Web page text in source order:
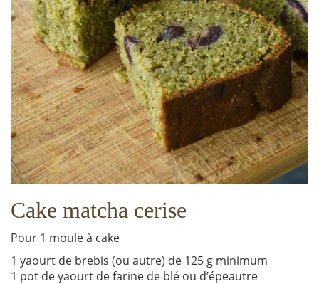
Cake matcha cerise
Pour 1 moule à cake
1 yaourt de brebis (ou autre) de 125 g minimum
1 pot de yaourt de farine de blé ou d’épeautre